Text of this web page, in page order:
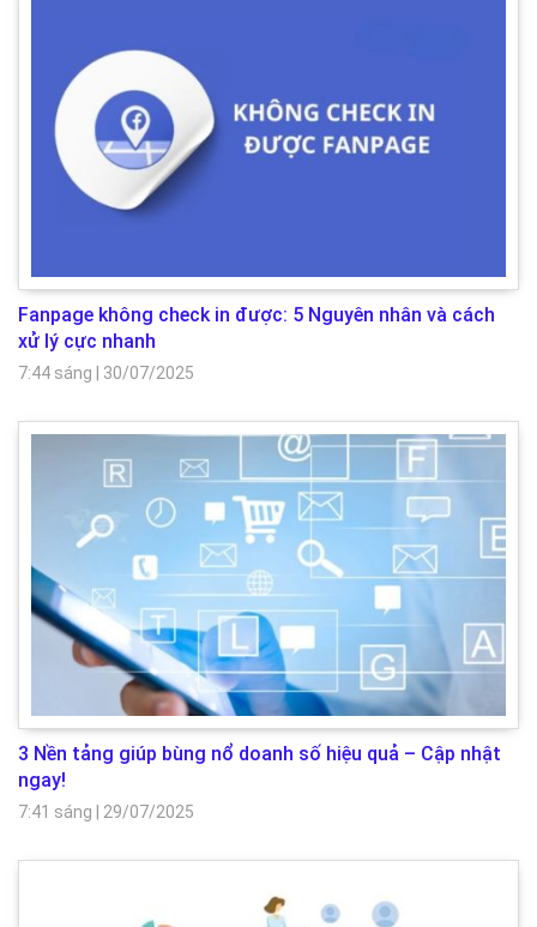
Fanpage không check in được: 5 Nguyên nhân và cách
xử lý cực nhanh
7:44 sáng | 30/07/2025
3 Nền tảng giúp bùng nổ doanh số hiệu quả – Cập nhật
ngay!
7:41 sáng | 29/07/2025